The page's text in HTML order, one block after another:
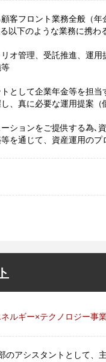
客フロント業務全般（年
以下のような業務に携わ
リオ管理、受託推進、運
として企業年金等を担当
、真に必要な運用提案
ションをご提供する為､
を通じて、資産運用のプ
ルギー×テクノロジー事
のアシスタントとして、